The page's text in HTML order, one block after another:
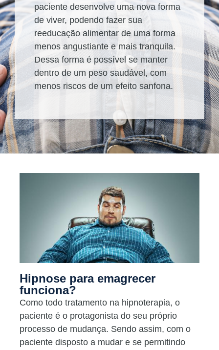
paciente desenvolve uma nova forma
de viver, podendo fazer sua
reeducação alimentar de uma forma
menos angustiante e mais tranquila.
Dessa forma é possível se manter
dentro de um peso saudável, com
menos riscos de um efeito sanfona.
Hipnose para emagrecer
funciona?
Como todo tratamento na hipnoterapia, o
paciente é o protagonista do seu próprio
processo de mudança. Sendo assim, com o
paciente disposto a mudar e se permitindo